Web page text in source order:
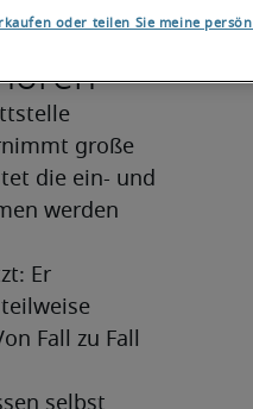
große
die ein- und
werden
Er
Fall zu Fall
selbst
oder teilen Sie meine